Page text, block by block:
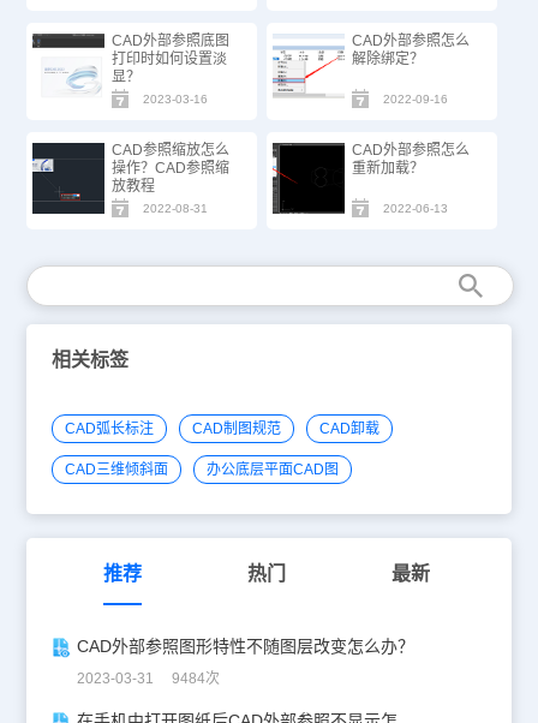
CAD外部参照底图
打印时如何设置淡
显？
2023-03-16
CAD外部参照怎么
解除绑定？
2022-09-16
CAD参照缩放怎么
操作？CAD参照缩
放教程
2022-08-31
CAD外部参照怎么
重新加载？
2022-06-13
相关标签
CAD弧长标注 CAD制图规范 CAD卸载
CAD三维倾斜面 办公底层平面CAD图
推荐 热门 最新
CAD外部参照图形特性不随图层改变怎么办？
2023-03-31 9484次